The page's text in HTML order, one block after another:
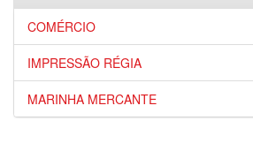
COMÉRCIO
IMPRESSÃO RÉGIA
MARINHA MERCANTE